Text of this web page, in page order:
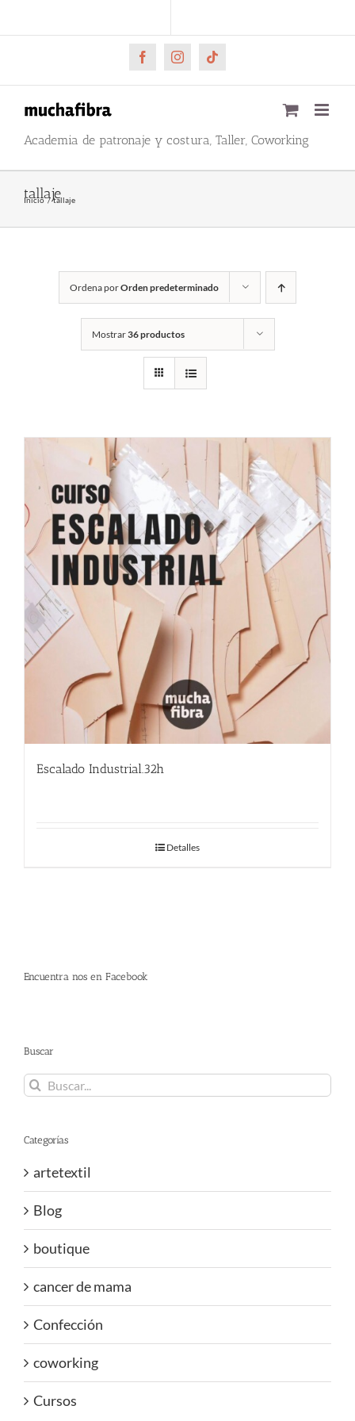
al
FacebookInstagramTiktok
Academia de patronaje y costura, Taller, Coworking
tallaje
Inicio tallaje
Ordena porOrden predeterminado
Mostrar36 productos
Escalado Industrial.32h
Detalles
Encuentra nos en Facebook
Buscar
Buscar:
Categorías
artetextil
Blog
boutique
cancer de mama
Confección
coworking
Cursos